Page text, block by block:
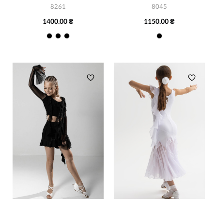
8261
1400.00 ₴
8045
1150.00 ₴